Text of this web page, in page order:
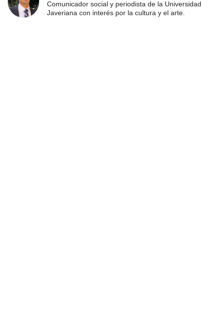
Comunicador social y periodista de la Universidad
Javeriana con interés por la cultura y el arte.